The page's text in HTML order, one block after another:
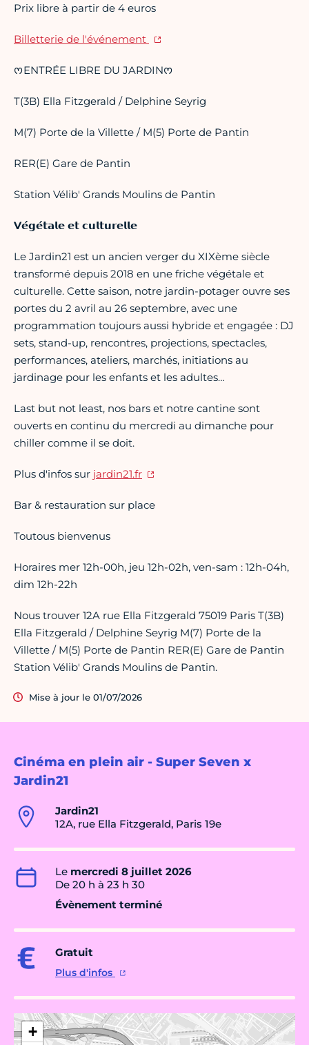
Cinéma en plein air - Super Seven x
Jardin21
Jardin21
12A, rue Ella Fitzgerald, Paris 19e
Le mercredi 8 juillet 2026
De 20 h à 23 h 30
Évènement terminé
Gratuit
Plus d'infos
+
Prix libre à partir de 4 euros
Billetterie de l'événement
ᰔENTRÉE LIBRE DU JARDINᰔ
T(3B) Ella Fitzgerald / Delphine Seyrig
M(7) Porte de la Villette / M(5) Porte de Pantin
RER(E) Gare de Pantin
Station Vélib' Grands Moulins de Pantin
V𝗲́𝗴𝗲́𝘁𝗮𝗹𝗲 𝗲𝘁 𝗰𝘂𝗹𝘁𝘂𝗿𝗲𝗹𝗹𝗲
Le Jardin21 est un ancien verger du XIXème siècle
transformé depuis 2018 en une friche végétale et
culturelle. Cette saison, notre jardin-potager ouvre ses
portes du 2 avril au 26 septembre, avec une
programmation toujours aussi hybride et engagée : DJ
sets, stand-up, rencontres, projections, spectacles,
performances, ateliers, marchés, initiations au
jardinage pour les enfants et les adultes…
Last but not least, nos bars et notre cantine sont
ouverts en continu du mercredi au dimanche pour
chiller comme il se doit.
Plus d'infos sur jardin21.fr
Bar & restauration sur place
Toutous bienvenus
Horaires mer 12h-00h, jeu 12h-02h, ven-sam : 12h-04h,
dim 12h-22h
Nous trouver 12A rue Ella Fitzgerald 75019 Paris T(3B)
Ella Fitzgerald / Delphine Seyrig M(7) Porte de la
Villette / M(5) Porte de Pantin RER(E) Gare de Pantin
Station Vélib' Grands Moulins de Pantin.
Mise à jour le 01/07/2026